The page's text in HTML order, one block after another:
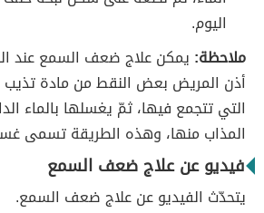
اليوم.
ملاحظة: يمكن علاج ضعف السمع عند
أذن المريض بعض النقط من مادة تذيب
التي تتجمع فيها، ثمّ يغسلها بالماء
المذاب منها، وهذه الطريقة تسمى
فيديو عن علاج ضعف السمع
يتحدّث الفيديو عن علاج ضعف السمع.